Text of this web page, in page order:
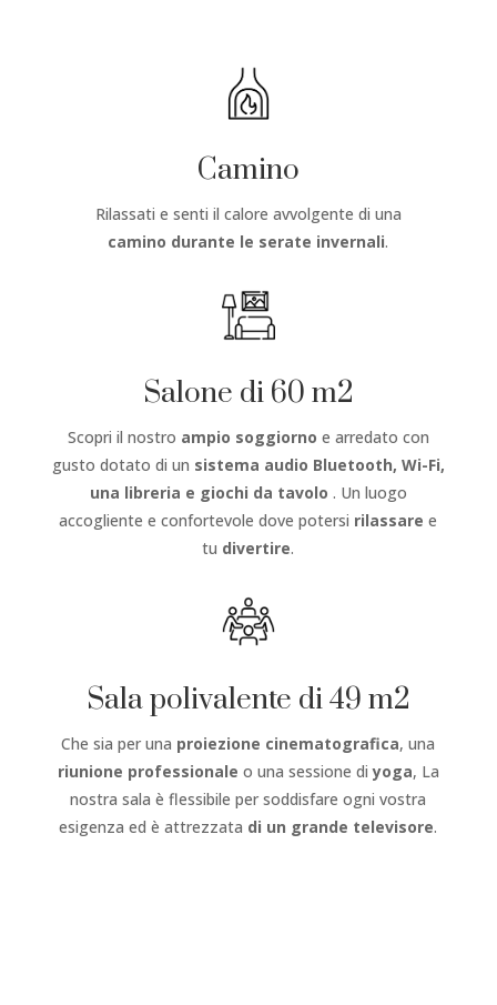
Camino
Rilassati e senti il calore avvolgente di una
camino durante le serate invernali.
Salone di 60 m2
Scopri il nostro ampio soggiorno e arredato con
gusto dotato di un sistema audio Bluetooth, Wi-Fi,
una libreria e giochi da tavolo . Un luogo
accogliente e confortevole dove potersi rilassare e
tu divertire.
Sala polivalente di 49 m2
Che sia per una proiezione cinematografica, una
riunione professionale o una sessione diyoga, La
nostra sala è flessibile per soddisfare ogni vostra
esigenza ed è attrezzata di un grande televisore.